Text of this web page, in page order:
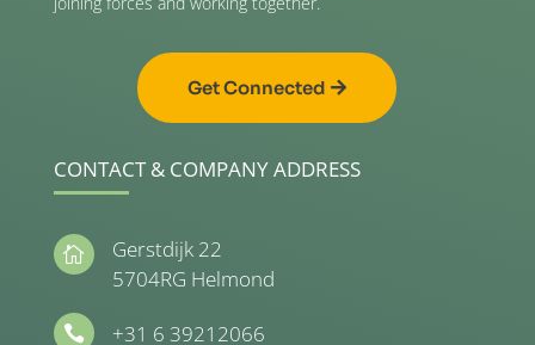
Get Connected
CONTACT & COMPANY ADDRESS

Gerstdijk 22
5704RG Helmond
 +31 6 39212066